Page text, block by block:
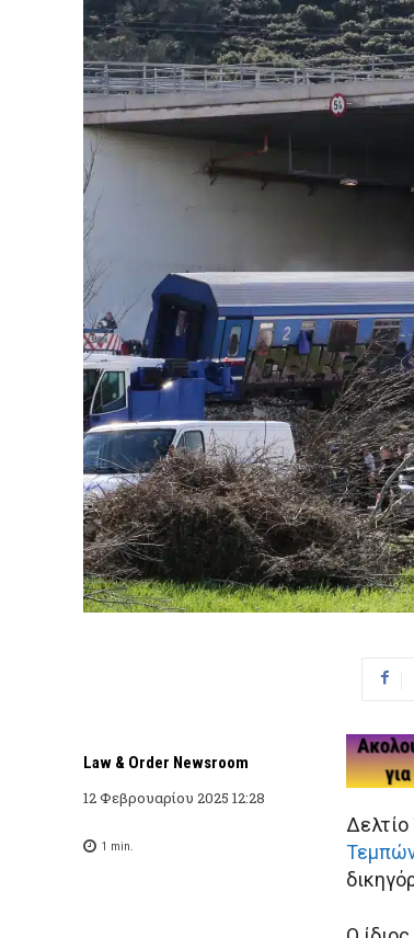
Law & Order Newsroom
12 Φεβρουαρίου 2025 12:28
1 min.